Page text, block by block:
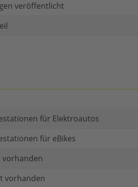
veröffentlicht
für Elektroautos
für eBikes
vorhanden
vorhanden